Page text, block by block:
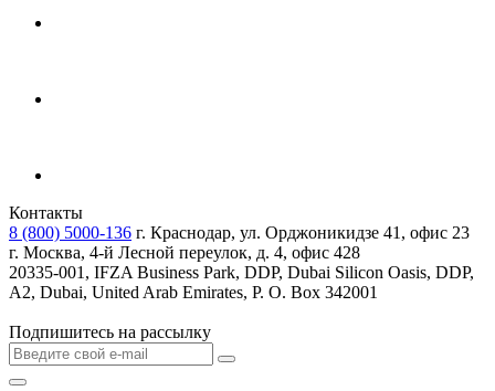
Контакты
8 (800) 5000-136 г. Краснодар, ул. Орджоникидзе 41, офис 23
г. Москва, 4-й Лесной переулок, д. 4, офис 428
20335-001, IFZA Business Park, DDP, Dubai Silicon Oasis, DDP,
A2, Dubai, United Arab Emirates, P. O. Box 342001
Подпишитесь на рассылку